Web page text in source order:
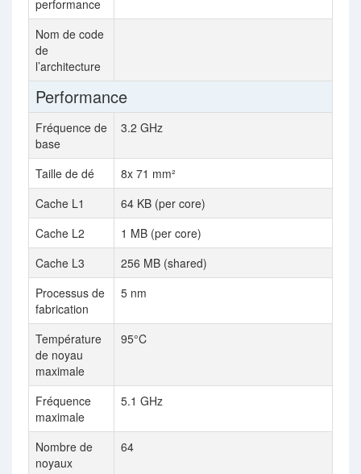
performance
Nom de code
de
l’architecture
Performance
Fréquence de
base
3.2 GHz
Taille de dé 8x 71 mm²
Cache L1
64 KB (per core)
Cache L2
1 MB (per core)
Cache L3
256 MB (shared)
Processus de
fabrication
5 nm
Température
de noyau
maximale
95°C
Fréquence
maximale
5.1 GHz
Nombre de
noyaux
64